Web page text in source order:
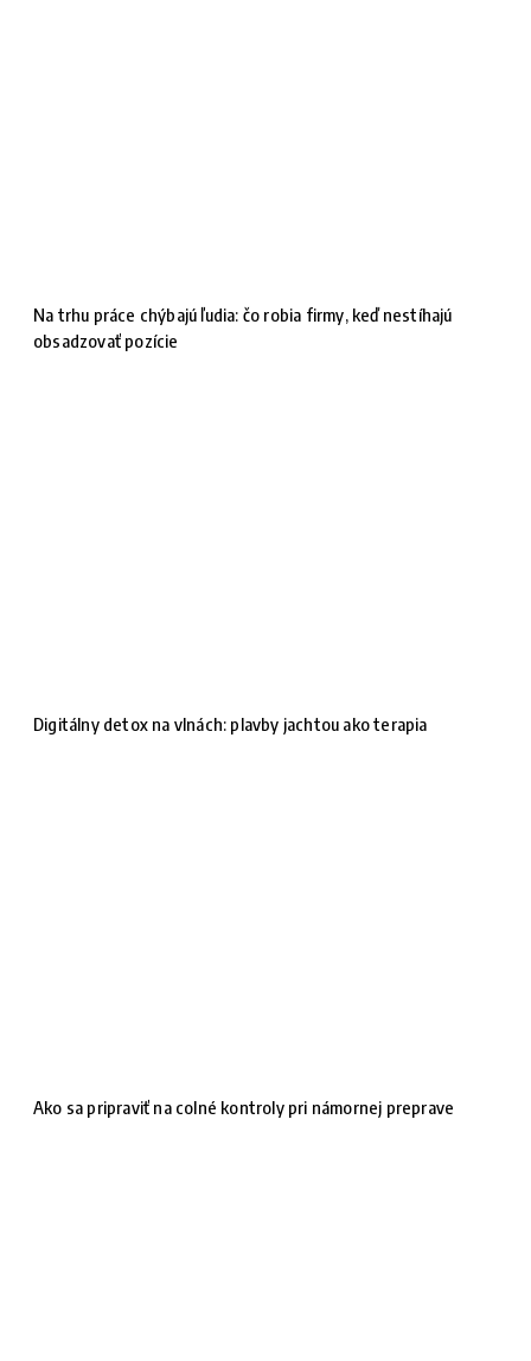
Na trhu práce chýbajú ľudia: čo robia firmy, keď nestíhajú
obsadzovať pozície
Digitálny detox na vlnách: plavby jachtou ako terapia
Ako sa pripraviť na colné kontroly pri námornej preprave